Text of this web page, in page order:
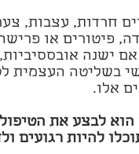
חרדות, עצבות,
פיטורים או
ישנה
בשליטה העצמית
אלו.
לבצע את
להיות רגועים